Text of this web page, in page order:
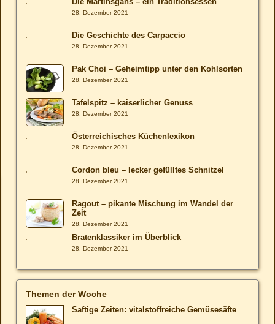
28. Dezember 2021
Die Geschichte des Carpaccio
28. Dezember 2021
Pak Choi – Geheimtipp unter den Kohlsorten
28. Dezember 2021
Tafelspitz – kaiserlicher Genuss
28. Dezember 2021
Österreichisches Küchenlexikon
28. Dezember 2021
Cordon bleu – lecker gefülltes Schnitzel
28. Dezember 2021
Ragout – pikante Mischung im Wandel der
Zeit
28. Dezember 2021
Bratenklassiker im Überblick
28. Dezember 2021
Themen der Woche
Saftige Zeiten: vitalstoffreiche Gemüsesäfte